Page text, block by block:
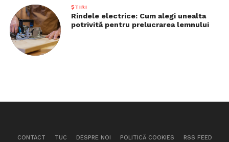
ȘTIRI
Rindele electrice: Cum alegi unealta
potrivită pentru prelucrarea lemnului
CONTACT TUC DESPRE NOI POLITICĂ COOKIES RSS FEED